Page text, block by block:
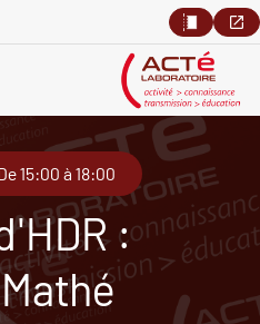
15:00 à 18:00
: